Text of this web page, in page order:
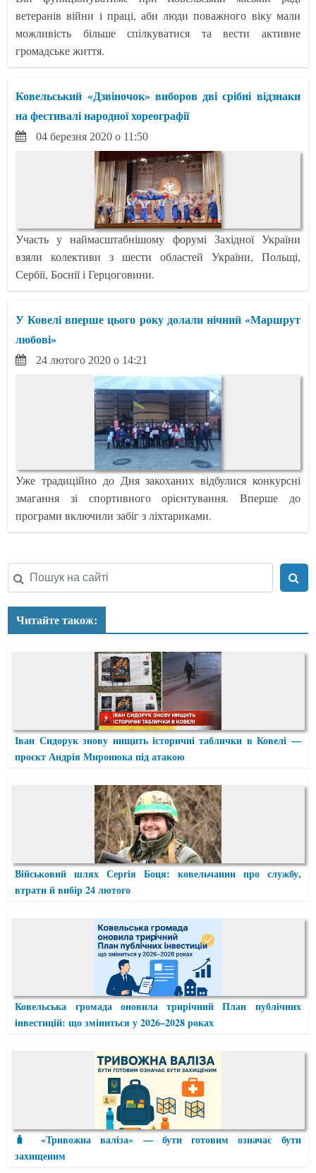
ветеранів війни і праці, аби люди поважного віку мали
можливість більше спілкуватися та вести активне
громадське життя.
Ковельський «Дзвіночок» виборов дві срібні відзнаки
на фестивалі народної хореографії
04 березня 2020 о 11:50
Участь у наймасштабнішому форумі Західної України
взяли колективи з шести областей України, Польщі,
Сербії, Боснії і Герцоговини.
У Ковелі вперше цього року долали нічний «Маршрут
любові»
24 лютого 2020 о 14:21
Уже традиційно до Дня закоханих відбулися конкурсні
змагання зі спортивного орієнтування. Вперше до
програми включили забіг з ліхтариками.
Читайте також:
Іван Сидорук знову нищить історичні таблички в Ковелі —
проєкт Андрія Миронюка під атакою
Військовий шлях Сергія Боця: ковельчанин про службу,
втрати й вибір 24 лютого
Ковельська громада оновила трирічний План публічних
інвестицій: що зміниться у 2026–2028 роках
🧳 «Тривожна валіза» — бути готовим означає бути
захищеним